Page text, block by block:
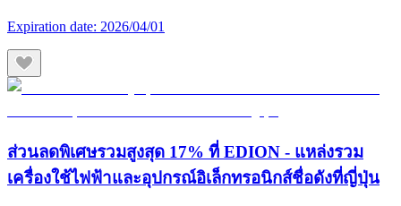
Expiration date: 2026/04/01
ส่วนลดพิเศษรวมสูงสุด 17% ที่ EDION - แหล่งรวม
เครื่องใช้ไฟฟ้าและอุปกรณ์อิเล็กทรอนิกส์ชื่อดังที่ญี่ปุ่น